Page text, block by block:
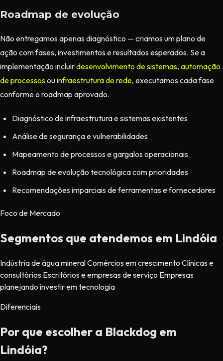
Roadmap de evolução
Não entregamos apenas diagnóstico — criamos um plano de
ação com fases, investimentos e resultados esperados. Se a
implementação incluirdesenvolvimento de sistemas, automação
de processosouinfraestrutura de rede, executamos cada fase
conforme o roadmap aprovado.
Diagnóstico de infraestrutura e sistemas existentes
Análise de segurança e vulnerabilidades
Mapeamento de processos e gargalos operacionais
Roadmap de evolução tecnológica com prioridades
Recomendações imparciais de ferramentas e fornecedores
Foco de Mercado
Segmentos que atendemos em Lindóia
Indústria de água mineralComércios em crescimento Clínicas e
consultórios Escritórios e empresas de serviço Empresas
planejando investir em tecnologia
Diferenciais
Por que escolher a Blackdog em
Lindóia?